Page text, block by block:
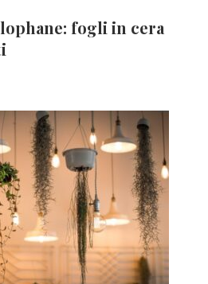
fogli in cera